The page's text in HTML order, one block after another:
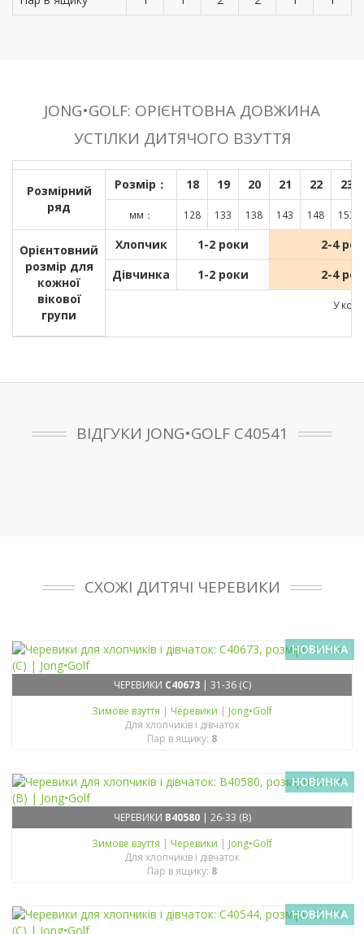
JONG•GOLF: ОРІЄНТОВНА ДОВЖИНА
УСТІЛКИ ДИТЯЧОГО ВЗУТТЯ
Розмірний
ряд
Розмір： 18 19 20 21 22 23
мм： 128 133 138 143 148 153
Орієнтовний
розмір для
кожної
вікової
групи
Хлопчик 1-2 роки
2-4
Дівчинка
1-2 роки 2-4
У
ВІДГУКИ JONG•GOLF C40541
СХОЖІ ДИТЯЧІ ЧЕРЕВИКИ
НОВИНКА
ЧЕРЕВИКИ C40673| 31-36 (C)
Зимове взуття | Черевики | Jong•Golf
Для хлопчиків і дівчаток
Пар в ящику: 8
НОВИНКА
ЧЕРЕВИКИ B40580| 26-33 (B)
Зимове взуття | Черевики | Jong•Golf
Для хлопчиків і дівчаток
Пар в ящику: 8
НОВИНКА